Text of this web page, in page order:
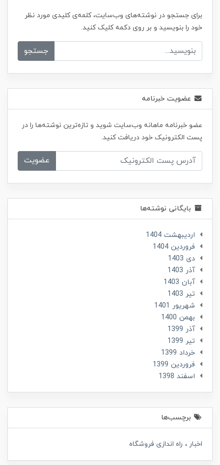
برای جستجو در نوشته‌های وب‌سایت، کلمه‌ی کلیدی مورد نظر
خود را بنویسید و بر روی دکمه کلیک کنید.
جستجو
عضویت خبرنامه
عضو خبرنامه ماهانه وب‌سایت شوید و تازه‌ترین نوشته‌ها را در
پست الکترونیک خود دریافت کنید.
عضویت
بایگانی نوشته‌ها
ارديبهشت 1404
فروردین 1404
دی 1403
آذر 1403
آبان 1403
تير 1403
شهریور 1401
بهمن 1400
آذر 1399
تير 1399
خرداد 1399
فروردین 1399
اسفند 1398
برچسب‌ها
اخبار راه اندازی فروشگاه